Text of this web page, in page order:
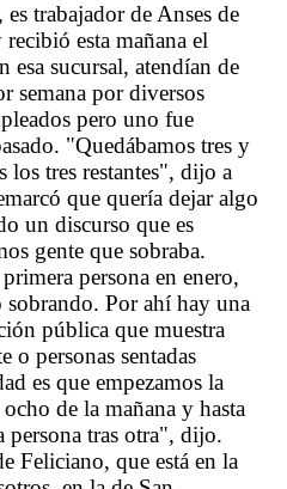
trabajador de Anses de
esta mañana el
esa sucursal, atendían de
semana por diversos
pero uno fue
"Quedábamos tres y
los tres restantes", dijo a
que quería dejar algo
un discurso que es
gente que sobraba.
persona en enero,
Por ahí hay una
pública que muestra
o personas sentadas
es que empezamos la
de la mañana y hasta
persona tras otra", dijo.
Feliciano, que está en la